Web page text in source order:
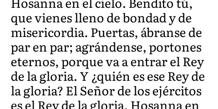
que vienes lleno de bondad y de
misericordia. Puertas, ábranse de
par en par; agrándense, portones
eternos, porque va a entrar el Rey
de la gloria. Y ¿quién es ese Rey de
la gloria? El Señor de los ejércitos
es el Rey de la gloria. Hosanna en